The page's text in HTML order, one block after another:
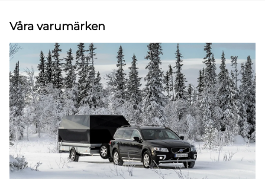
Våra varumärken